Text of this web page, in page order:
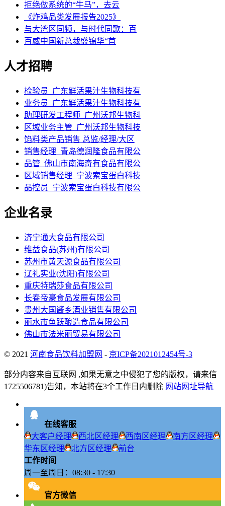
拒绝做系统的“牛马”，去云
《炸鸡品类发展报告2025》
与大湾区同频，与时代同歌：百
百威中国新总裁盛锦华“首
人才招聘
检验员_广东鲜活果汁生物科技有
业务员_广东鲜活果汁生物科技有
助理研发工程师_广州沃邦生物科
区域业务主管_广州沃邦生物科技
馅料类产品销售 总监/经理/大区
销售经理_青岛德润隆食品有限公
品管_佛山市南海奇有食品有限公
区域销售经理_宁波索宝蛋白科技
品控员_宁波索宝蛋白科技有限公
企业名录
济宁通大食品有限公司
维益食品(苏州)有限公司
苏州市黄天源食品有限公司
辽礼实业(沈阳)有限公司
重庆特瑞莎食品有限公司
长春帝豪食品发展有限公司
贵州大国酱乡酒业销售有限公司
丽水市鱼跃酿造食品有限公司
佛山市法米丽贸易有限公司
© 2021 河南食品饮料加盟网 - 京ICP备2021012454号-3
部分内容来自互联网 ,如果无意之中侵犯了您的版权，请来信
1725506781)告知，本站将在3个工作日内删除 网站网址导航
在线客服
大客户经理
西北区经理 西南区经理
南方区经理
华东区经理
北方区经理
前台
工作时间
周一至周日：08:30 - 17:30
官方微信